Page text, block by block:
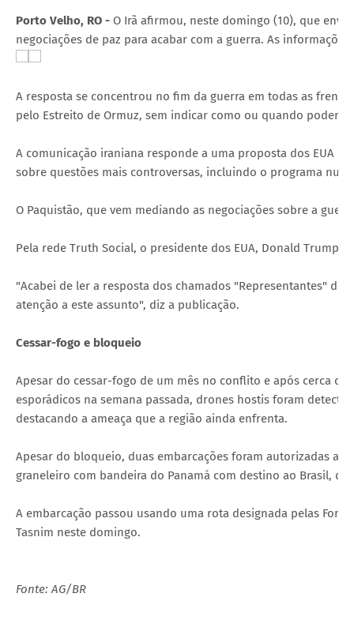
Porto Velho, RO - O Irã afirmou, neste domingo (10), que
negociações de paz para acabar com a guerra. As
A resposta se concentrou no fim da guerra em todas as
pelo Estreito de Ormuz, sem indicar como ou quando poderia
A comunicação iraniana responde a uma proposta dos EUA
sobre questões mais controversas, incluindo o programa
O Paquistão, que vem mediando as negociações sobre a
Pela rede Truth Social, o presidente dos EUA, Donald Trump
"Acabei de ler a resposta dos chamados "Representantes" do
atenção a este assunto", diz a publicação.
Cessar-fogo e bloqueio
Apesar do cessar-fogo de um mês no conflito e após cerca
esporádicos na semana passada, drones hostis foram
destacando a ameaça que a região ainda enfrenta.
Apesar do bloqueio, duas embarcações foram autorizadas a
graneleiro com bandeira do Panamá com destino ao Brasil,
A embarcação passou usando uma rota designada pelas
Tasnim neste domingo.
Fonte: AG/BR